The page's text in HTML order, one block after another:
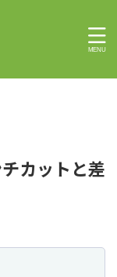
カットと差